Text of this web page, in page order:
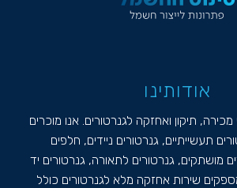
אודותינו
תיקון ואחזקה לגנרטורים. אנו מוכרים
תעשייתיים, גנרטורים ניידים, חלפים
מושתקים, גנרטורים לתאורה, גנרטורים יד
שירות אחזקה מלא לגנרטורים כולל